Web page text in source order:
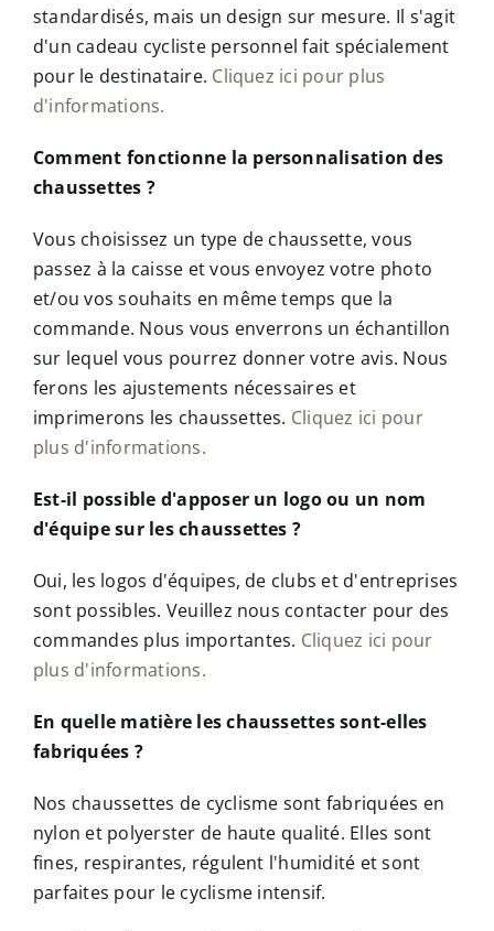
standardisés, mais un design sur mesure. Il s'agit
d'un cadeau cycliste personnel fait spécialement
pour le destinataire. Cliquez ici pour plus
d'informations.
Comment fonctionne la personnalisation des
chaussettes ?
Vous choisissez un type de chaussette, vous
passez à la caisse et vous envoyez votre photo
et/ou vos souhaits en même temps que la
commande. Nous vous enverrons un échantillon
sur lequel vous pourrez donner votre avis. Nous
ferons les ajustements nécessaires et
imprimerons les chaussettes. Cliquez ici pour
plus d'informations.
Est-il possible d'apposer un logo ou un nom
d'équipe sur les chaussettes ?
Oui, les logos d'équipes, de clubs et d'entreprises
sont possibles. Veuillez nous contacter pour des
commandes plus importantes. Cliquez ici pour
plus d'informations.
En quelle matière les chaussettes sont-elles
fabriquées ?
Nos chaussettes de cyclisme sont fabriquées en
nylon et polyerster de haute qualité. Elles sont
fines, respirantes, régulent l'humidité et sont
parfaites pour le cyclisme intensif.